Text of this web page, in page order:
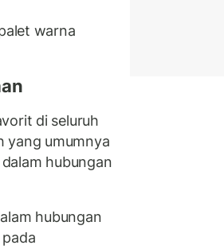
warna
di seluruh
yang umumnya
hubungan
hubungan